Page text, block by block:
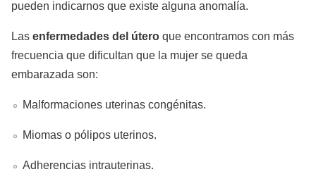
pueden indicarnos que existe alguna anomalía.
Las enfermedades del útero que encontramos con más
frecuencia que dificultan que la mujer se queda
embarazada son:
Malformaciones uterinas congénitas.
Miomas o pólipos uterinos.
Adherencias intrauterinas.